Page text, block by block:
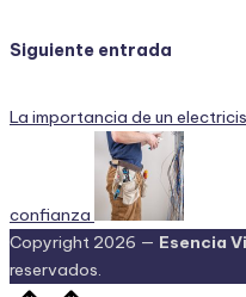
Siguiente entrada
La importancia de un
confianza
Copyright 2026 — Esencia
reservados.